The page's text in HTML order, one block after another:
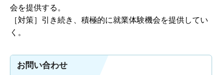
会を提供する。
［対策］引き続き、積極的に就業体験機会を提供してい
く。
お問い合わせ